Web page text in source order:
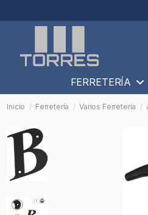
FERRETERÍA
Inicio Ferretería Varios Ferretería